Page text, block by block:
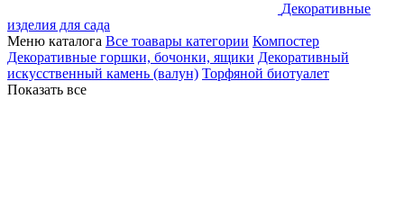
Декоративные
изделия для сада
Меню каталога Все тоавары категории Компостер
Декоративные горшки, бочонки, ящики Декоративный
искусственный камень (валун) Торфяной биотуалет
Показать все